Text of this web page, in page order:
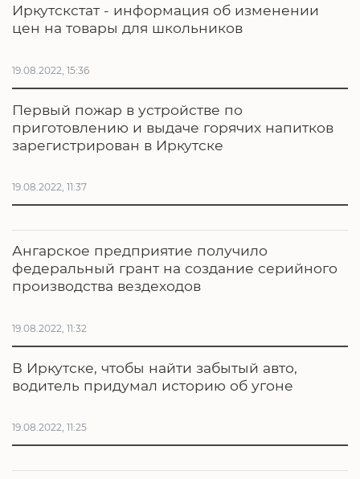
Иркутскстат - информация об изменении
цен на товары для школьников
19.08.2022, 15:36
Первый пожар в устройстве по
приготовлению и выдаче горячих напитков
зарегистрирован в Иркутске
19.08.2022, 11:37
Ангарское предприятие получило
федеральный грант на создание серийного
производства вездеходов
19.08.2022, 11:32
В Иркутске, чтобы найти забытый авто,
водитель придумал историю об угоне
19.08.2022, 11:25